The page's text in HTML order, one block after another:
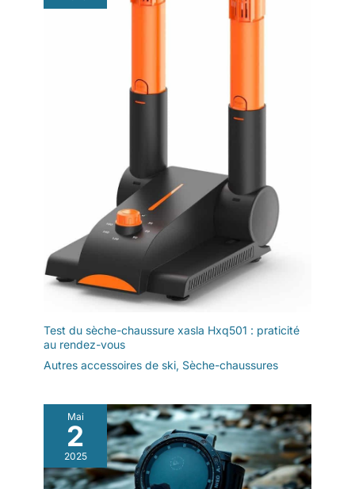
Test du sèche-chaussure xasla Hxq501 : praticité
au rendez-vous
Autres accessoires de ski, Sèche-chaussures
Mai
2
2025